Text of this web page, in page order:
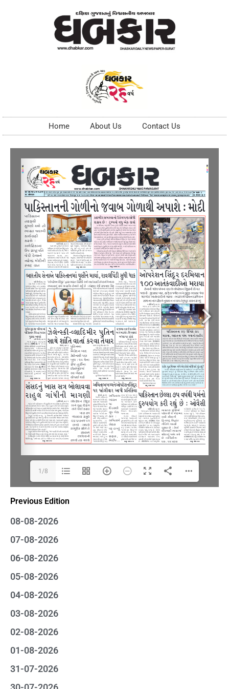
Home About Us Contact Us
Previous Edition
08-08-2026
07-08-2026
06-08-2026
05-08-2026
04-08-2026
03-08-2026
02-08-2026
01-08-2026
31-07-2026
1/8